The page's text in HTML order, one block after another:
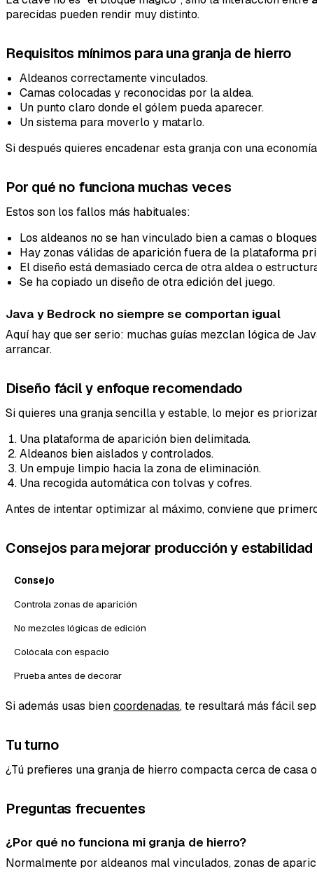
parecidas pueden rendir muy distinto.
Requisitos mínimos para una granja de hierro
Aldeanos correctamente vinculados.
Camas colocadas y reconocidas por la aldea.
Un punto claro donde el gólem pueda aparecer.
Un sistema para moverlo y matarlo.
Si después quieres encadenar esta granja con una
Por qué no funciona muchas veces
Estos son los fallos más habituales:
Los aldeanos no se han vinculado bien a camas o
Hay zonas válidas de aparición fuera de la plataforma
El diseño está demasiado cerca de otra aldea o
Se ha copiado un diseño de otra edición del juego.
Java y Bedrock no siempre se comportan igual
Aquí hay que ser serio: muchas guías mezclan lógica de
arrancar.
Diseño fácil y enfoque recomendado
Si quieres una granja sencilla y estable, lo mejor es
Una plataforma de aparición bien delimitada.
Aldeanos bien aislados y controlados.
Un empuje limpio hacia la zona de eliminación.
Una recogida automática con tolvas y cofres.
Antes de intentar optimizar al máximo, conviene que
Consejos para mejorar producción y estabilidad
Consejo
Controla zonas de aparición
No mezcles lógicas de edición
Colócala con espacio
Prueba antes de decorar
Si además usas biencoordenadas, te resultará más fácil
Tu turno
¿Tú prefieres una granja de hierro compacta cerca de
Preguntas frecuentes
¿Por qué no funciona mi granja de hierro?
Normalmente por aldeanos mal vinculados, zonas de